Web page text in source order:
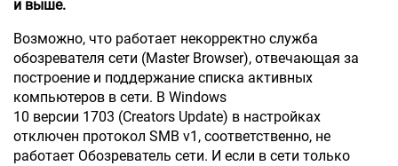
и выше.
Возможно, что работает некорректно служба
обозревателя сети (Master Browser), отвечающая за
построение и поддержание списка активных
компьютеров в сети. В Windows
10 версии 1703 (Creators Update) в настройках
отключен протокол SMB v1, соответственно, не
работает Обозреватель сети. И если в сети только